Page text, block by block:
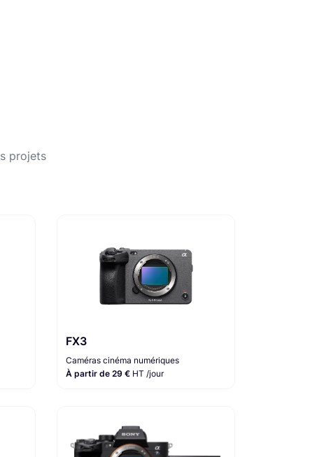
projets
FX3
Caméras cinéma numériques
À partir de 29 € HT /jour